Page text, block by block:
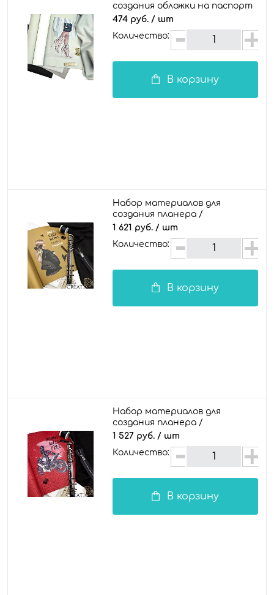
создания обложки на паспорт
/ документы "Fashion Valentino"
474 руб. / шт
Количество:
В корзину
Набор материалов для
создания планера /
документы "Хилари"
1 621 руб. / шт
Количество:
В корзину
Набор материалов для
создания планера /
документы "Пейдж"
1 527 руб. / шт
Количество:
В корзину